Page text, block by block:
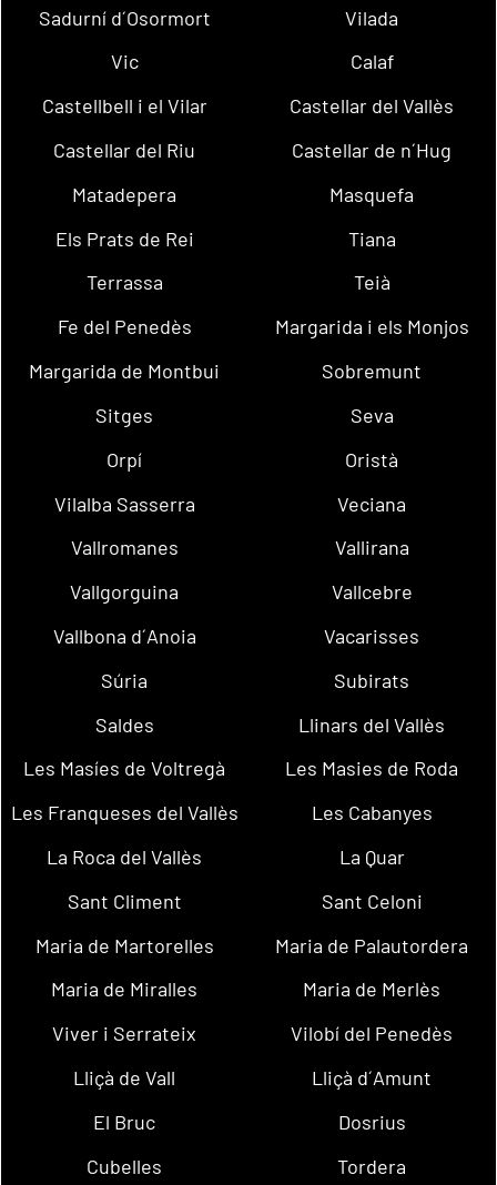
Sadurní d´Osormort
Vilada
Vic
Calaf
Castellbell i el Vilar
Castellar del Vallès
Castellar del Riu
Castellar de n´Hug
Matadepera
Masquefa
Els Prats de Rei
Tiana
Terrassa
Teià
Fe del Penedès
Margarida i els Monjos
Margarida de Montbui
Sobremunt
Sitges
Seva
Orpí
Oristà
Vilalba Sasserra
Veciana
Vallromanes
Vallirana
Vallgorguina
Vallcebre
Vallbona d´Anoia
Vacarisses
Súria
Subirats
Saldes
Llinars del Vallès
Les Masíes de Voltregà
Les Masies de Roda
Les Franqueses del Vallès
Les Cabanyes
La Roca del Vallès
La Quar
Sant Climent
Sant Celoni
Maria de Martorelles
Maria de Palautordera
Maria de Miralles
Maria de Merlès
Viver i Serrateix
Vilobí del Penedès
Lliçà de Vall
Lliçà d´Amunt
El Bruc
Dosrius
Cubelles
Tordera